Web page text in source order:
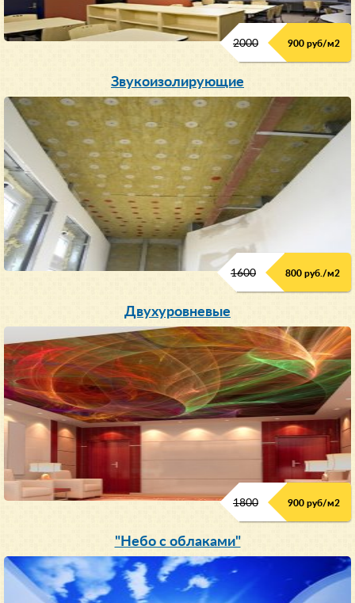
2000 900 руб/м2
Звукоизолирующие
1600 800 руб./м2
Двухуровневые
1800 900 руб/м2
"Небо с облаками"